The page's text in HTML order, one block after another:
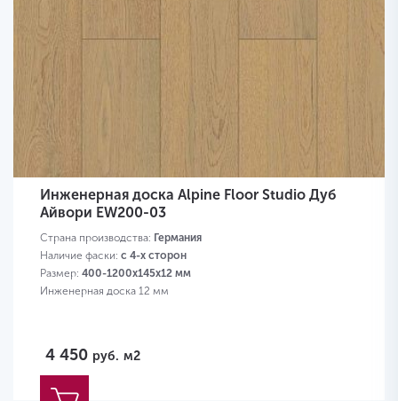
Инженерная доска Alpine Floor Studio Дуб
Айвори EW200-03
Страна производства: Германия
Наличие фаски: с 4-х сторон
Размер: 400-1200х145х12 мм
Инженерная доска 12 мм
4 450 руб. м2